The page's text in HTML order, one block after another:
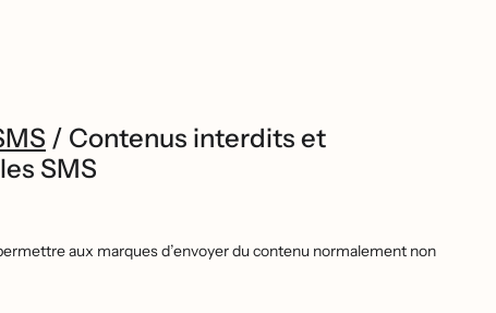
/ Contenus interdits et
SMS
aux marques d’envoyer du contenu normalement non